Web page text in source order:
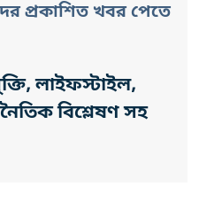
প্রকাশিত খবর পেতে
লাইফস্টাইল,
বিশ্লেষণ সহ